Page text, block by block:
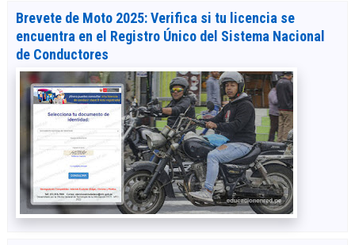
Brevete de Moto 2025: Verifica si tu licencia se
encuentra en el Registro Único del Sistema Nacional
de Conductores